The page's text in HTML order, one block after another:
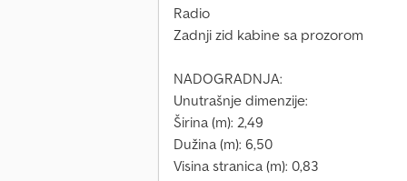
Radio
Zadnji zid kabine sa prozorom
NADOGRADNJA:
Unutrašnje dimenzije:
Širina (m): 2,49
Dužina (m): 6,50
Visina stranica (m): 0,83